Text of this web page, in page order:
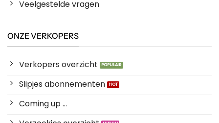
Veelgestelde vragen
ONZE VERKOPERS
Verkopers overzicht
Slipjes abonnementen
Coming up ...